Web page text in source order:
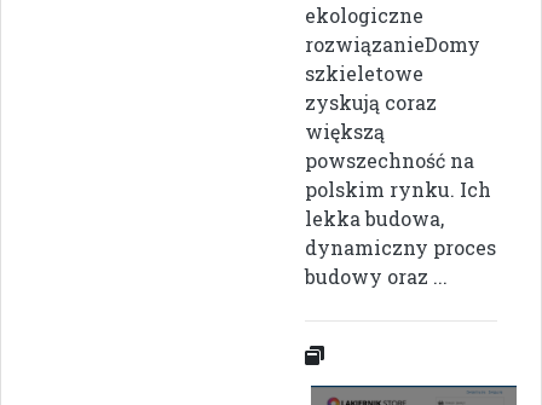
ekologiczne
rozwiązanieDomy
szkieletowe
zyskują coraz
większą
powszechność na
polskim rynku. Ich
lekka budowa,
dynamiczny proces
budowy oraz ...